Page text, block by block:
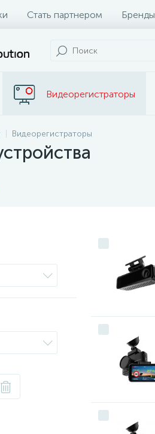
Стать партнером Бренды
Видеорегистраторы
Видеорегистраторы